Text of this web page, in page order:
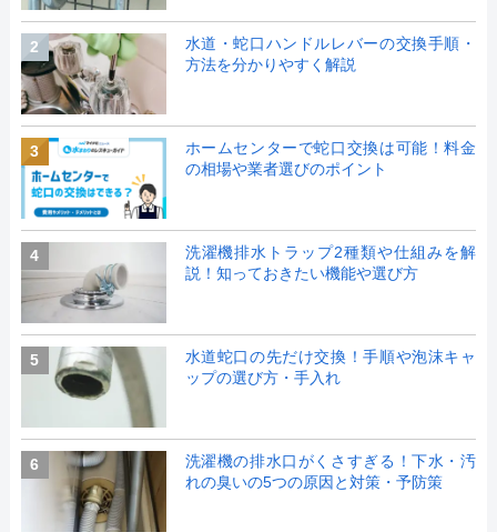
2
水道・蛇口ハンドルレバーの交換手順・
方法を分かりやすく解説
3
ホームセンターで蛇口交換は可能！料金
の相場や業者選びのポイント
4
洗濯機排水トラップ2種類や仕組みを解
説！知っておきたい機能や選び方
5
水道蛇口の先だけ交換！手順や泡沫キャ
ップの選び方・手入れ
6
洗濯機の排水口がくさすぎる！下水・汚
れの臭いの5つの原因と対策・予防策